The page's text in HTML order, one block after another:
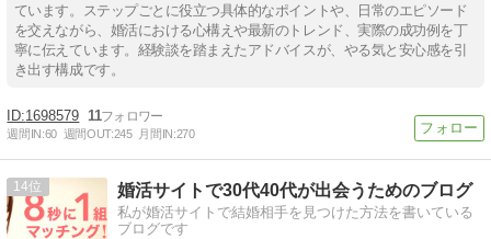
ています。ステップごとに役立つ具体的なポイントや、日常のエピソード
を交えながら、婚活における心構えや最新のトレンド、実際の成功例を丁
寧に伝えています。経験談を踏まえたアドバイスが、やる気と安心感を引
き出す構成です。
1698579 11
週間IN:60 週間OUT:245 月間IN:270
14 婚活サイトで30代40代が出会うためのブログ
私が婚活サイトで結婚相手を見つけた方法を書いている
ブログです